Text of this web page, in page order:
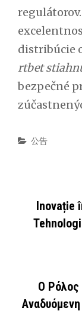
distribúcie
rtbet
bezpečné
Categories
公告
Inovație
Ο